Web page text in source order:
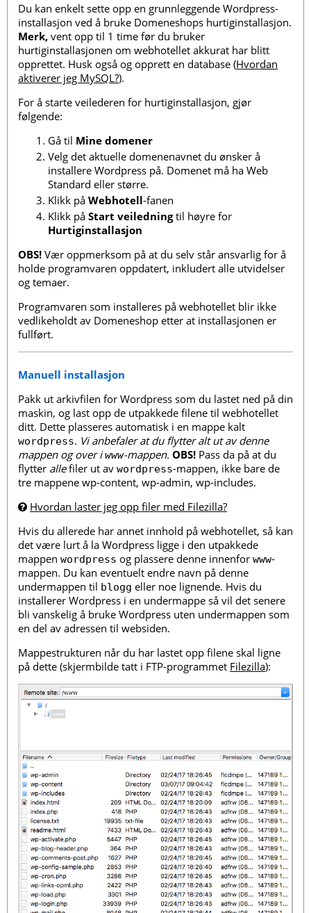
Du kan enkelt sette opp en grunnleggende Wordpress-
installasjon ved å bruke Domeneshops hurtiginstallasjon.
Merk, vent opp til 1 time før du bruker
hurtiginstallasjonen om webhotellet akkurat har blitt
opprettet. Husk også og opprett en database (Hvordan
aktiverer jeg MySQL?).
For å starte veilederen for hurtiginstallasjon, gjør
følgende:
Gå til Mine domener
Velg det aktuelle domenenavnet du ønsker å
installere Wordpress på. Domenet må ha Web
Standard eller større.
Klikk på Webhotell-fanen
Klikk på Start veiledningtil høyre for
Hurtiginstallasjon
OBS! Vær oppmerksom på at du selv står ansvarlig for å
holde programvaren oppdatert, inkludert alle utvidelser
og temaer.
Programvaren som installeres på webhotellet blir ikke
vedlikeholdt av Domeneshop etter at installasjonen er
fullført.
Manuell installasjon
Pakk ut arkivfilen for Wordpress som du lastet ned på din
maskin, og last opp de utpakkede filene til webhotellet
ditt. Dette plasseres automatisk i en mappe kalt
wordpress. Vi anbefaler at du flytter alt ut av denne
mappen og over iwww-mappen. OBS! Pass da på at du
flytter allefiler ut av wordpress-mappen, ikke bare de
tre mappene wp-content, wp-admin, wp-includes.
Hvordan laster jeg opp filer med Filezilla?
Hvis du allerede har annet innhold på webhotellet, så kan
det være lurt å la Wordpress ligge i den utpakkede
mappen wordpress og plassere denne innenfor www-
mappen. Du kan eventuelt endre navn på denne
undermappen til blogg eller noe lignende. Hvis du
installerer Wordpress i en undermappe så vil det senere
bli vanskelig å bruke Wordpress uten undermappen som
en del av adressen til websiden.
Mappestrukturen når du har lastet opp filene skal ligne
på dette (skjermbilde tatt i FTP-programmet Filezilla):